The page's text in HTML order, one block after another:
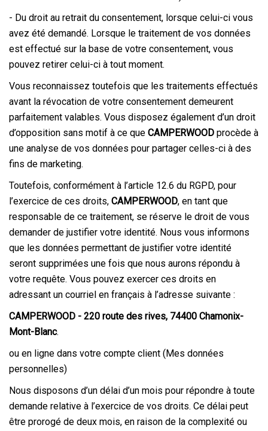
- Du droit au retrait du consentement, lorsque celui-ci vous
avez été demandé. Lorsque le traitement de vos données
est effectué sur la base de votre consentement, vous
pouvez retirer celui-ci à tout moment.
Vous reconnaissez toutefois que les traitements effectués
avant la révocation de votre consentement demeurent
parfaitement valables. Vous disposez également d’un droit
d’opposition sans motif à ce que CAMPERWOOD procède à
une analyse de vos données pour partager celles-ci à des
fins de marketing.
Toutefois, conformément à l’article 12.6 du RGPD, pour
l’exercice de ces droits, CAMPERWOOD, en tant que
responsable de ce traitement, se réserve le droit de vous
demander de justifier votre identité. Nous vous informons
que les données permettant de justifier votre identité
seront supprimées une fois que nous aurons répondu à
votre requête. Vous pouvez exercer ces droits en
adressant un courriel en français à l’adresse suivante :
CAMPERWOOD - 220 route des rives, 74400 Chamonix-
Mont-Blanc.
ou en ligne dans votre compte client (Mes données
personnelles)
Nous disposons d’un délai d’un mois pour répondre à toute
demande relative à l’exercice de vos droits. Ce délai peut
être prorogé de deux mois, en raison de la complexité ou